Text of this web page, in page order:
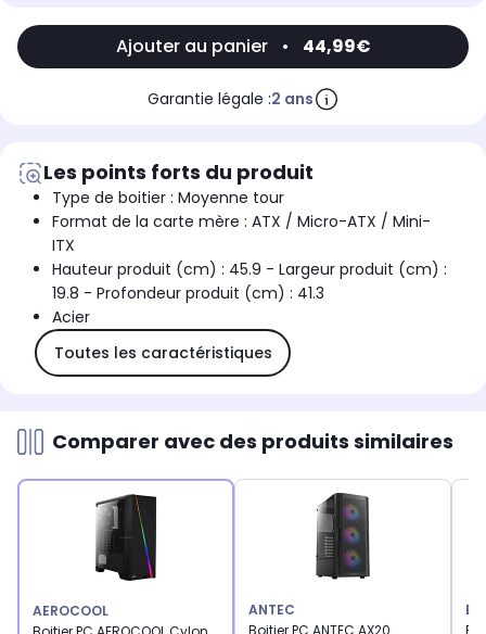
Ajouter au panier • 44,99€
Garantie légale :2 ans
Les points forts du produit
Type de boitier : Moyenne tour
Format de la carte mère : ATX / Micro-ATX / Mini-
ITX
Hauteur produit (cm) : 45.9 - Largeur produit (cm) :
19.8 - Profondeur produit (cm) : 41.3
Acier
Toutes les caractéristiques
Comparer avec des produits similaires
AEROCOOL
ANTEC